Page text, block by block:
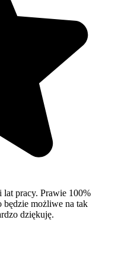
lat pracy. Prawie 100%
będzie możliwe na tak
dziękuję.